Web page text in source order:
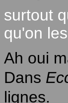
surtout
qu'on
Ah oui
Dans
lignes.